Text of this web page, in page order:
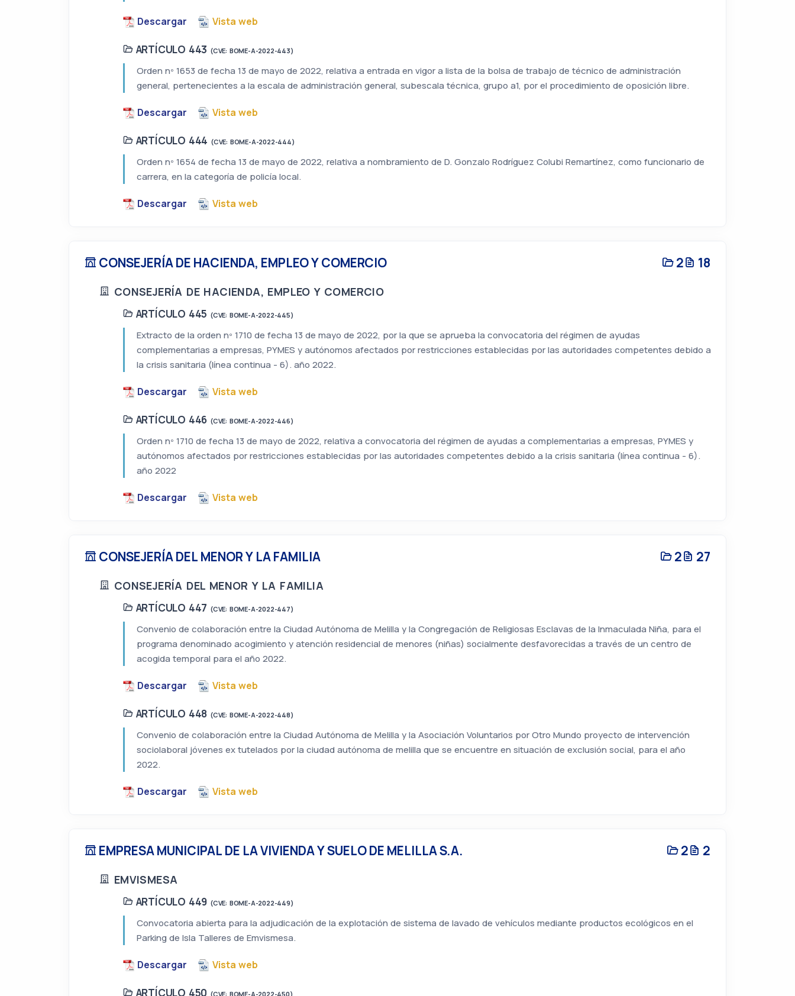
Descargar Vista web
ARTÍCULO 443 (CVE: BOME-A-2022-443)
Orden nº 1653 de fecha 13 de mayo de 2022, relativa a entrada en vigor a lista de la bolsa de trabajo de técnico de administración
general, pertenecientes a la escala de administración general, subescala técnica, grupo a1, por el procedimiento de oposición libre.
Descargar Vista web
ARTÍCULO 444 (CVE: BOME-A-2022-444)
Orden nº 1654 de fecha 13 de mayo de 2022, relativa a nombramiento de D. Gonzalo Rodríguez Colubi Remartínez, como funcionario de
carrera, en la categoría de policía local.
Descargar Vista web
CONSEJERÍA DE HACIENDA, EMPLEO Y COMERCIO 2 18
CONSEJERÍA DE HACIENDA, EMPLEO Y COMERCIO
ARTÍCULO 445 (CVE: BOME-A-2022-445)
Extracto de la orden nº 1710 de fecha 13 de mayo de 2022, por la que se aprueba la convocatoria del régimen de ayudas
complementarias a empresas, PYMES y autónomos afectados por restricciones establecidas por las autoridades competentes debido a
la crisis sanitaria (línea continua - 6). año 2022.
Descargar Vista web
ARTÍCULO 446 (CVE: BOME-A-2022-446)
Orden nº 1710 de fecha 13 de mayo de 2022, relativa a convocatoria del régimen de ayudas a complementarias a empresas, PYMES y
autónomos afectados por restricciones establecidas por las autoridades competentes debido a la crisis sanitaria (línea continua - 6).
año 2022
Descargar Vista web
CONSEJERÍA DEL MENOR Y LA FAMILIA 2 27
CONSEJERÍA DEL MENOR Y LA FAMILIA
ARTÍCULO 447 (CVE: BOME-A-2022-447)
Convenio de colaboración entre la Ciudad Autónoma de Melilla y la Congregación de Religiosas Esclavas de la Inmaculada Niña, para el
programa denominado acogimiento y atención residencial de menores (niñas) socialmente desfavorecidas a través de un centro de
acogida temporal para el año 2022.
Descargar Vista web
ARTÍCULO 448 (CVE: BOME-A-2022-448)
Convenio de colaboración entre la Ciudad Autónoma de Melilla y la Asociación Voluntarios por Otro Mundo proyecto de intervención
sociolaboral jóvenes ex tutelados por la ciudad autónoma de melilla que se encuentre en situación de exclusión social, para el año
2022.
Descargar Vista web
EMPRESA MUNICIPAL DE LA VIVIENDA Y SUELO DE MELILLA S.A. 2 2
EMVISMESA
ARTÍCULO 449 (CVE: BOME-A-2022-449)
Convocatoria abierta para la adjudicación de la explotación de sistema de lavado de vehículos mediante productos ecológicos en el
Parking de Isla Talleres de Emvismesa.
Descargar Vista web
ARTÍCULO 450 (CVE: BOME-A-2022-450)